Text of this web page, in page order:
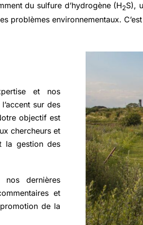
du sulfure d’hydrogène (H2S),
problèmes environnementaux.
et nos
sur des
objectif est
chercheurs et
la gestion des
dernières
et
de la